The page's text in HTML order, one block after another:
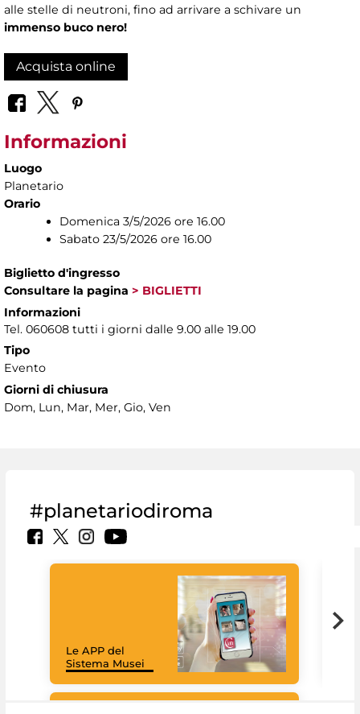
alle stelle di neutroni, fino ad arrivare a schivare un
immenso buco nero!
Acquista online
Informazioni
Luogo
Planetario
Orario
Domenica 3/5/2026 ore 16.00
Sabato 23/5/2026 ore 16.00
Biglietto d'ingresso
Consultare la pagina > BIGLIETTI
Informazioni
Tel. 060608 tutti i giorni dalle 9.00 alle 19.00
Tipo
Evento
Giorni di chiusura
Dom, Lun, Mar, Mer, Gio, Ven
#planetariodiroma
Le APP del
Sistema Musei